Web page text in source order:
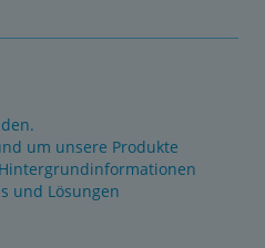
um unsere Produkte
und Lösungen